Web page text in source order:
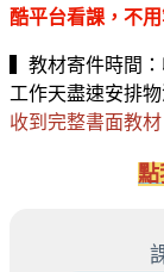
酷平台看課，不
▍教材寄件時間
工作天盡速安排
收到完整書面教材